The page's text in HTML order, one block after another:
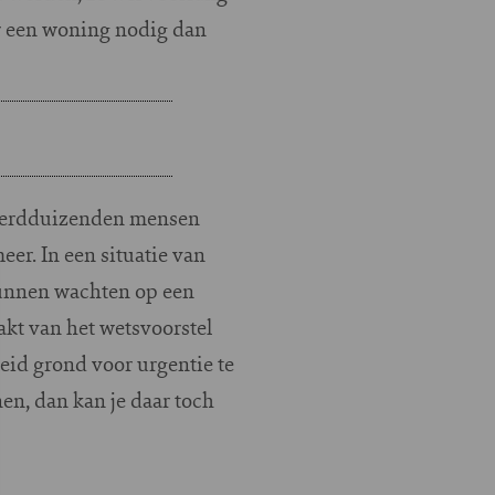
woning nodig dan
mensen
In een situatie van
wachten op een
van het wetsvoorstel
grond voor urgentie te
dan kan je daar toch